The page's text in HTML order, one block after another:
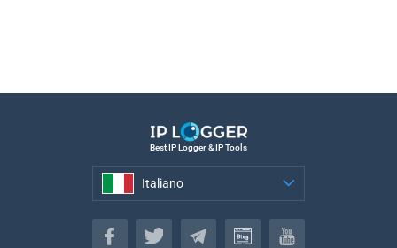
Best IP Logger & IP Tools
Italiano
Italiano